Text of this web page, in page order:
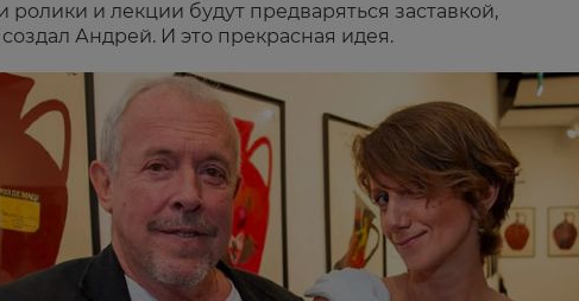
ролики и лекции будут предваряться заставкой,
Андрей. И это прекрасная идея.